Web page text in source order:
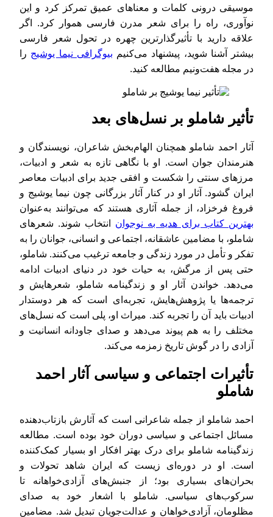
موسیقی درونی کلمات و معناهای عمیق تمرکز کرد و این
نوآوری، راه را برای شعر مدرن فارسی هموار کرد. اگر
علاقه دارید با تأثیرگذارترین چهره در تحول شعر فارسی
بیشتر آشنا شوید، پیشنهاد می‌کنیم بیوگرافی نیما یوشیج را
در مجله هفت‌و‌نیم مطالعه کنید.
تأثیر شاملو بر نسل‌های بعد
آثار احمد شاملو همچنان الهام‌بخش شاعران، نویسندگان و
هنرمندان جوان است. او با نگاهی تازه به شعر و ادبیات،
مرزهای سنتی را شکست و افقی جدید برای ادبیات معاصر
ایران گشود. آثار او در کنار آثار بزرگانی چون نیما یوشیج و
فروغ فرخزاد، از جمله آثاری هستند که می‌توانند به‌عنوان
بهترین کتاب برای هدیه به نوجوان انتخاب شوند. شعرهای
شاملو، با مضامین عاشقانه، اجتماعی و انسانی، جوانان را به
تفکر و تأمل در مورد زندگی و جامعه ترغیب می‌کنند. شاملو،
حتی پس از مرگش، به حیات خود در دنیای ادبیات ادامه
می‌دهد. خواندن آثار او و زندگینامه شاملو، شعرهایش و
ترجمه‌ها یا پژوهش‌هایش، تجربه‌ای است که هر دوستدار
ادبیات باید آن را تجربه کند. میراث او، پلی است که نسل‌های
مختلف را به هم پیوند می‌دهد و صدای جاودانه انسانیت و
آزادی را در گوش تاریخ زمزمه می‌کند.
تأثیرات اجتماعی و سیاسی آثار احمد
شاملو
احمد شاملو از جمله شاعرانی است که آثارش بازتاب‌دهنده
مسائل اجتماعی و سیاسی دوران خود بوده است. مطالعه
زندگینامه شاملو برای درک بهتر افکار او بسیار کمک‌کننده
است. او در دوره‌ای زیست که ایران شاهد تحولات و
بحران‌های بسیاری بود؛ از جنبش‌های آزادی‌خواهانه تا
سرکوب‌های سیاسی. شاملو با اشعار خود به صدای
مظلومان، آزادی‌خواهان و عدالت‌جویان تبدیل شد. مضامین